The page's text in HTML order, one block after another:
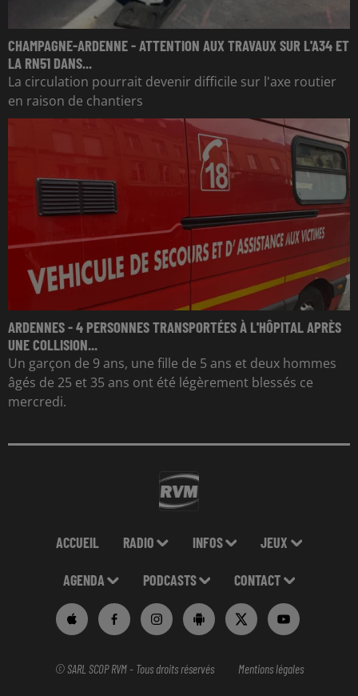
CHAMPAGNE-ARDENNE - ATTENTION AUX TRAVAUX SUR L'A34 ET
LA RN51 DANS...
La circulation pourrait devenir difficile sur l'axe routier
en raison de chantiers
ARDENNES - 4 PERSONNES TRANSPORTÉES À L'HÔPITAL APRÈS
UNE COLLISION...
Un garçon de 9 ans, une fille de 5 ans et deux hommes
âgés de 25 et 35 ans ont été légèrement blessés ce
mercredi.
ACCUEIL RADIO INFOS JEUX
AGENDA PODCASTS CONTACT
© SARL SCOP RVM - Tous droits réservés Mentions légales